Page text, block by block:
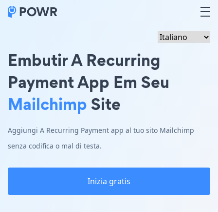
Embutir A Recurring
Payment App Em Seu
MailchimpSite
Aggiungi A Recurring Payment app al tuo sito Mailchimp
senza codifica o mal di testa.
Inizia gratis